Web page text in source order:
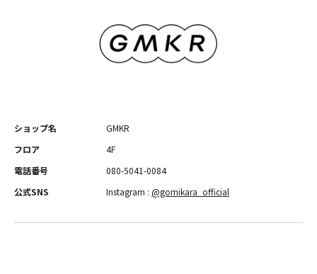
ショップ名
GMKR
フロア
4F
電話番号
080-5041-0084
公式SNS
Instagram : @gomikara_official